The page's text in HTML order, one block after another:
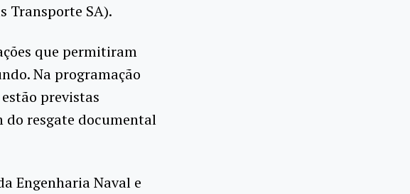
Transporte SA).
que permitiram
Na programação
previstas
do resgate documental
Engenharia Naval e